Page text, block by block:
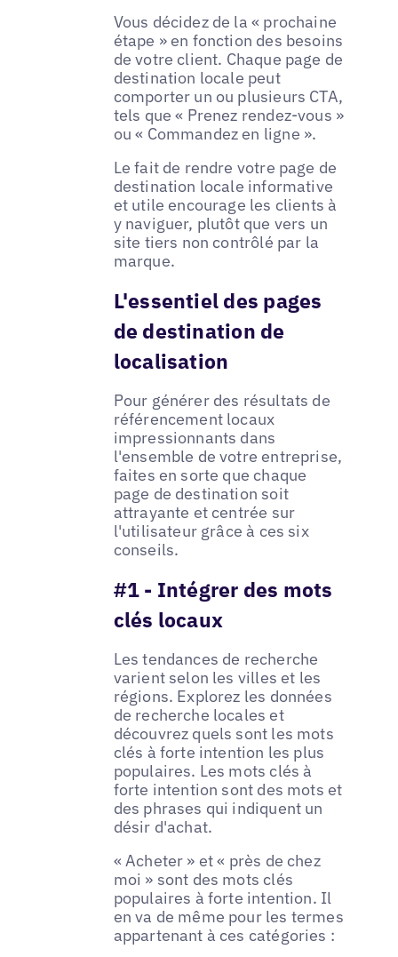
Vous décidez de la « prochaine
étape » en fonction des besoins
de votre client. Chaque page de
destination locale peut
comporter un ou plusieurs CTA,
tels que « Prenez rendez-vous »
ou « Commandez en ligne ».
Le fait de rendre votre page de
destination locale informative
et utile encourage les clients à
y naviguer, plutôt que vers un
site tiers non contrôlé par la
marque.
L'essentiel des pages
de destination de
localisation
Pour générer des résultats de
référencement locaux
impressionnants dans
l'ensemble de votre entreprise,
faites en sorte que chaque
page de destination soit
attrayante et centrée sur
l'utilisateur grâce à ces six
conseils.
#1 - Intégrer des mots
clés locaux
Les tendances de recherche
varient selon les villes et les
régions. Explorez les données
de recherche locales et
découvrez quels sont les mots
clés à forte intention les plus
populaires. Les mots clés à
forte intention sont des mots et
des phrases qui indiquent un
désir d'achat.
« Acheter » et « près de chez
moi » sont des mots clés
populaires à forte intention. Il
en va de même pour les termes
appartenant à ces catégories :